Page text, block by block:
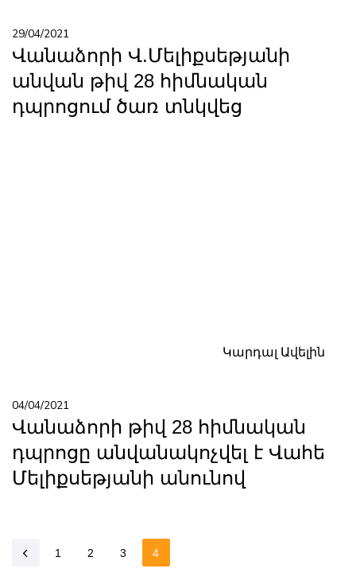
29/04/2021
Վանաձորի Վ.Մելիքսեթյանի
անվան թիվ 28 հիմնական
դպրոցում ծառ տնկվեց
Կարդալ Ավելին
04/04/2021
Վանաձորի թիվ 28 հիմնական
դպրոցը անվանակոչվել է Վահե
Մելիքսեթյանի անունով
1 2 3 4